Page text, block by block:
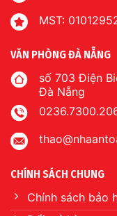
MST:
VĂN PHÒNG ĐÀ NẴNG
số 703 Điện
Đà Nẵng
CHÍNH SÁCH CHUNG
Chính sách bảo